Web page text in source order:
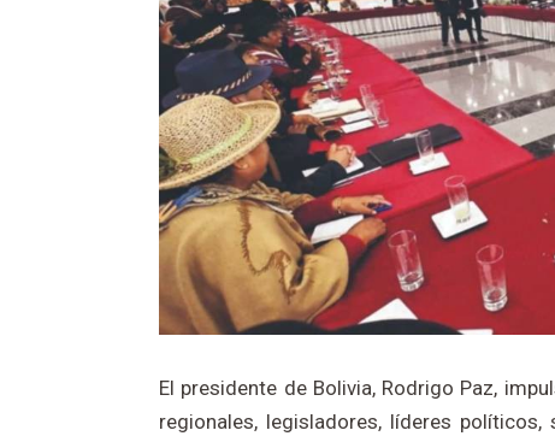
El presidente de Bolivia, Rodrigo Paz,
regionales, legisladores, líderes